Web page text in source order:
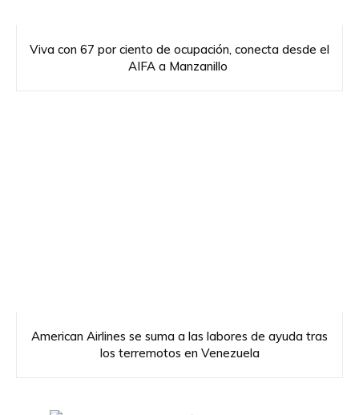
Viva con 67 por ciento de ocupación, conecta desde el
AIFA a Manzanillo
American Airlines se suma a las labores de ayuda tras
los terremotos en Venezuela